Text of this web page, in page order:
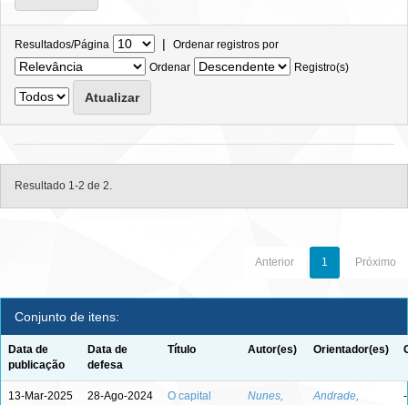
Resultados/Página | Ordenar registros por
Ordenar
Registro(s)
Resultado 1-2 de 2.
Anterior 1 Próximo
Conjunto de itens:
Data de
publicação
Data de
defesa
Título Autor(es) Orientador(es)
13-Mar-2025 28-Ago-2024
O capital
Nunes,
Andrade,
-